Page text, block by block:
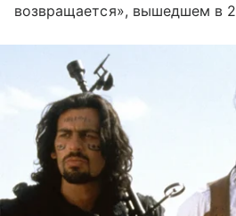
возвращается», вышедшем в